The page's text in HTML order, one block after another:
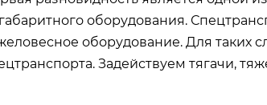
оборудования.
оборудование. Для таких
Задействуем тягачи,